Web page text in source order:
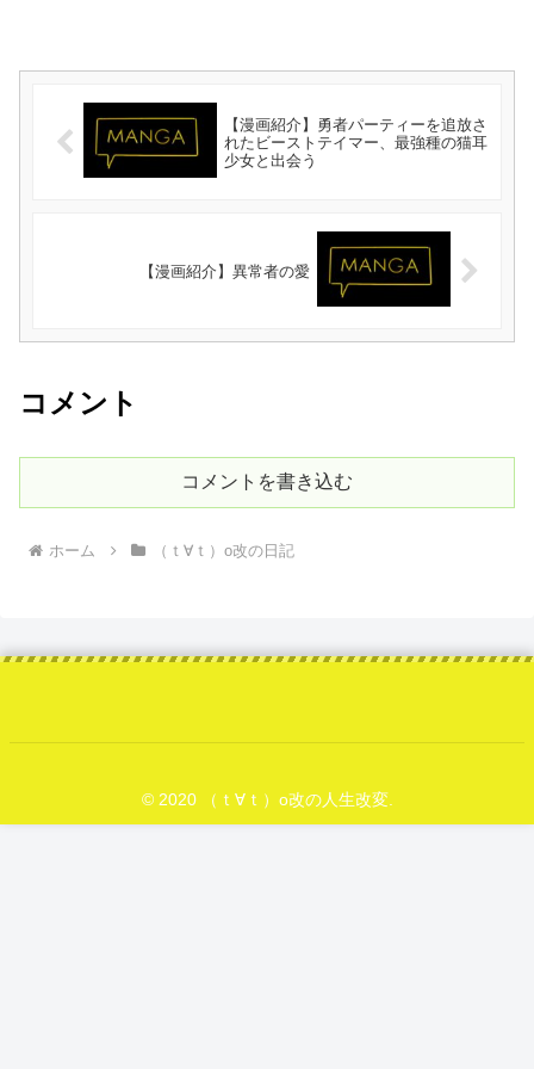
【漫画紹介】勇者パーティーを追放さ
れたビーストテイマー、最強種の猫耳
少女と出会う
【漫画紹介】異常者の愛
コメント
コメントを書き込む
ホーム （ｔ∀ｔ）o改の日記
© 2020 （ｔ∀ｔ）o改の人生改変.